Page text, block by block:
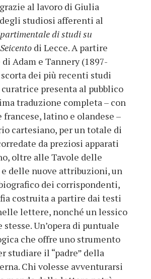
al lavoro di Giulia
studiosi afferenti al
di studi su
di Lecce. A partire
Adam e Tannery (1897-
dei più recenti studi
presenta al pubblico
traduzione completa – con
latino e olandese –
cartesiano, per un totale di
da preziosi apparati
oltre alle Tavole delle
delle nuove attribuzioni, un
dei corrispondenti,
costruita a partire dai testi
lettere, nonché un lessico
Un’opera di puntuale
che offre uno strumento
studiare il “padre” della
Chi volesse avventurarsi